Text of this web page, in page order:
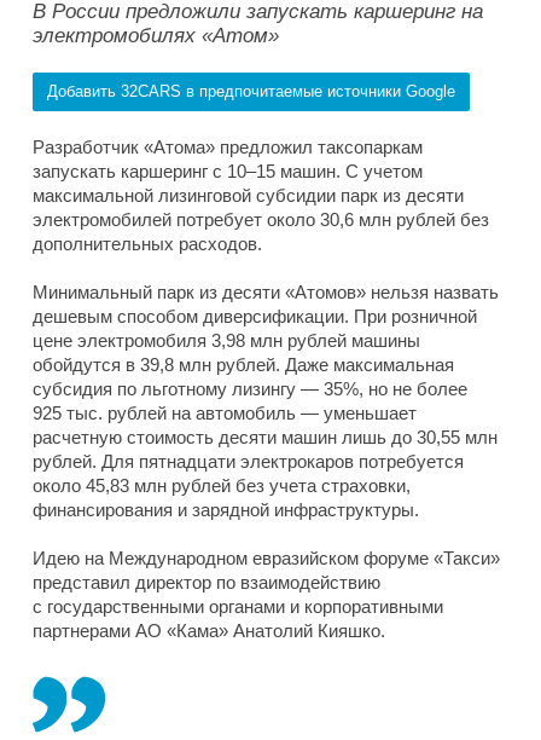
В России предложили запускать каршеринг на
электромобилях «Атом»
Добавить 32CARS в предпочитаемые источники Google
Разработчик «Атома» предложил таксопаркам
запускать каршеринг с 10–15 машин. С учетом
максимальной лизинговой субсидии парк из десяти
электромобилей потребует около 30,6 млн рублей без
дополнительных расходов.
Минимальный парк из десяти «Атомов» нельзя назвать
дешевым способом диверсификации. При розничной
цене электромобиля 3,98 млн рублей машины
обойдутся в 39,8 млн рублей. Даже максимальная
субсидия по льготному лизингу — 35%, но не более
925 тыс. рублей на автомобиль — уменьшает
расчетную стоимость десяти машин лишь до 30,55 млн
рублей. Для пятнадцати электрокаров потребуется
около 45,83 млн рублей без учета страховки,
финансирования и зарядной инфраструктуры.
Идею на Международном евразийском форуме «Такси»
представил директор по взаимодействию
с государственными органами и корпоративными
партнерами АО «Кама» Анатолий Кияшко.